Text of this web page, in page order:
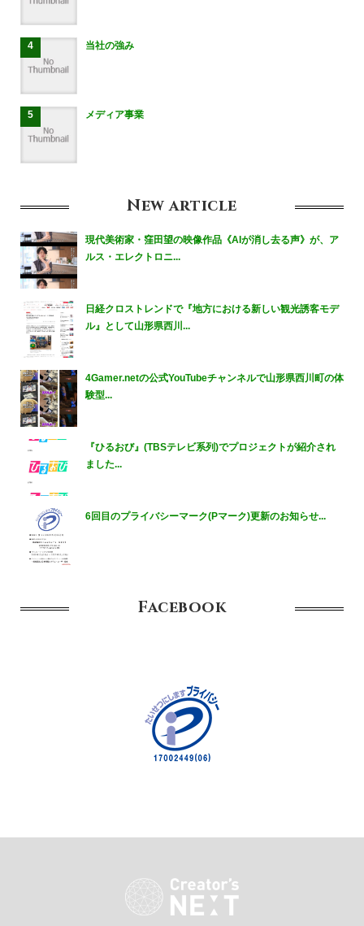
当社の強み
メディア事業
Newarticle
現代美術家・窪田望の映像作品《AIが消し去る声》が、ア
ルス・エレクトロニ...
日経クロストレンドで『地方における新しい観光誘客モデ
ル』として山形県西川...
4Gamer.netの公式YouTubeチャンネルで山形県西川町の体
験型...
『ひるおび』(TBSテレビ系列)でプロジェクトが紹介され
ました...
6回目のプライバシーマーク(Pマーク)更新のお知らせ...
Facebook